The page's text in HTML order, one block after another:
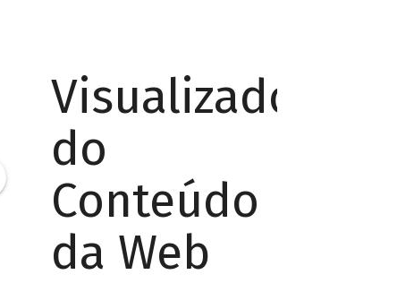
Visualizador
do
Conteúdo
da Web